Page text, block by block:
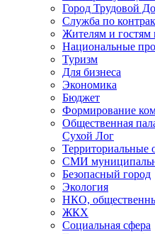
Город Трудовой
Служба по
Жителям и гостям
Национальные
Туризм
Для бизнеса
Экономика
Бюджет
Формирование
Общественная
Сухой Лог
Территориальные
СМИ
Безопасный город
Экология
НКО,
ЖКХ
Социальная сфера